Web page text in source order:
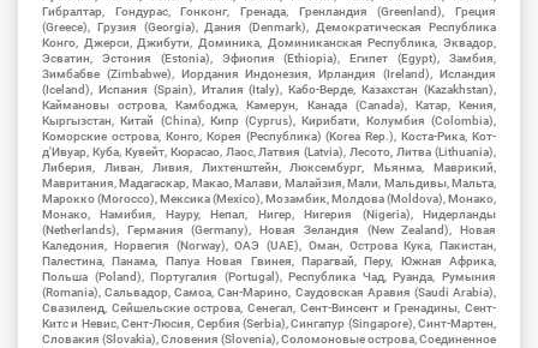
Гибралтар, Гондурас, Гонконг, Гренада, Гренландия (Greenland), Греция
(Greece), Грузия (Georgia), Дания (Denmark), Демократическая Республика
Конго, Джерси, Джибути, Доминика, Доминиканская Республика, Эквадор,
Эсватин, Эстония (Estonia), Эфиопия (Ethiopia), Египет (Egypt), Замбия,
Зимбабве (Zimbabwe), Иордания Индонезия, Ирландия (Ireland), Исландия
(Iceland), Испания (Spain), Италия (Italy), Кабо-Верде, Казахстан (Kazakhstan),
Каймановы острова, Камбоджа, Камерун, Канада (Canada), Катар, Кения,
Кыргызстан, Китай (China), Кипр (Cyprus), Кирибати, Колумбия (Colombia),
Коморские острова, Конго, Корея (Республика) (Korea Rep.), Коста-Рика, Кот-
д'Ивуар, Куба, Кувейт, Кюрасао, Лаос, Латвия (Latvia), Лесото, Литва (Lithuania),
Либерия, Ливан, Ливия, Лихтенштейн, Люксембург, Мьянма, Маврикий,
Мавритания, Мадагаскар, Макао, Малави, Малайзия, Мали, Мальдивы, Мальта,
Марокко (Morocco), Мексика (Mexico), Мозамбик, Молдова (Moldova), Монако,
Монако, Намибия, Науру, Непал, Нигер, Нигерия (Nigeria), Нидерланды
(Netherlands), Германия (Germany), Новая Зеландия (New Zealand), Новая
Каледония, Норвегия (Norway), ОАЭ (UAE), Оман, Острова Кука, Пакистан,
Палестина, Панама, Папуа Новая Гвинея, Парагвай, Перу, Южная Африка,
Польша (Poland), Португалия (Portugal), Республика Чад, Руанда, Румыния
(Romania), Сальвадор, Самоа, Сан-Марино, Саудовская Аравия (Saudi Arabia),
Свазиленд, Сейшельские острова, Сенегал, Сент-Винсент и Гренадины, Сент-
Китс и Невис, Сент-Люсия, Сербия (Serbia), Сингапур (Singapore), Синт-Мартен,
Словакия (Slovakia), Словения (Slovenia), Соломоновые острова, Соединенное